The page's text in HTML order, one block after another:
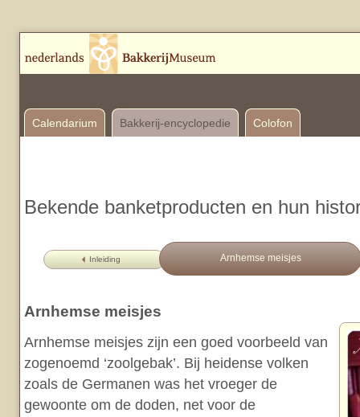
Calendarium Bakkerij-encyclopedie Colofon
Bekende banketproducten en hun
Inleiding Arnhemse meisjes
Arnhemse meisjes
Arnhemse meisjes zijn een goed voorbeeld van
zogenoemd ‘zoolgebak’. Bij heidense volken
zoals de Germanen was het vroeger de
gewoonte om de doden, net voor de